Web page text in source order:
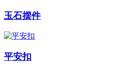
玉石摆件
平安扣